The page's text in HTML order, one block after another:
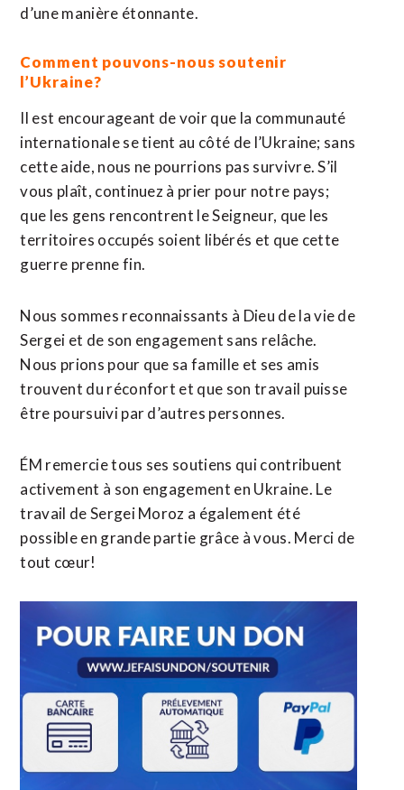
d’une manière étonnante.
Comment pouvons-nous soutenir
l’Ukraine?
Il est encourageant de voir que la communauté
internationale se tient au côté de l’Ukraine; sans
cette aide, nous ne pourrions pas survivre. S’il
vous plaît, continuez à prier pour notre pays;
que les gens rencontrent le Seigneur, que les
territoires occupés soient libérés et que cette
guerre prenne fin.
Nous sommes reconnaissants à Dieu de la vie de
Sergei et de son engagement sans relâche.
Nous prions pour que sa famille et ses amis
trouvent du réconfort et que son travail puisse
être poursuivi par d’autres personnes.
ÉM remercie tous ses soutiens qui contribuent
activement à son engagement en Ukraine. Le
travail de Sergei Moroz a également été
possible en grande partie grâce à vous. Merci de
tout cœur!